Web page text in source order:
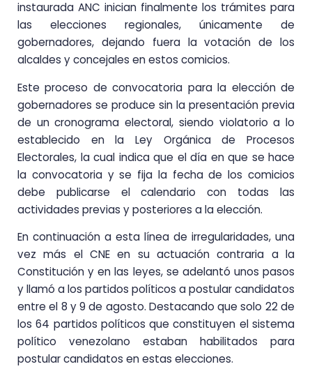
instaurada ANC inician finalmente los trámites para
las elecciones regionales, únicamente de
gobernadores, dejando fuera la votación de los
alcaldes y concejales en estos comicios.
Este proceso de convocatoria para la elección de
gobernadores se produce sin la presentación previa
de un cronograma electoral, siendo violatorio a lo
establecido en la Ley Orgánica de Procesos
Electorales, la cual indica que el día en que se hace
la convocatoria y se fija la fecha de los comicios
debe publicarse el calendario con todas las
actividades previas y posteriores a la elección.
En continuación a esta línea de irregularidades, una
vez más el CNE en su actuación contraria a la
Constitución y en las leyes, se adelantó unos pasos
y llamó a los partidos políticos a postular candidatos
entre el 8 y 9 de agosto. Destacando que solo 22 de
los 64 partidos políticos que constituyen el sistema
político venezolano estaban habilitados para
postular candidatos en estas elecciones.